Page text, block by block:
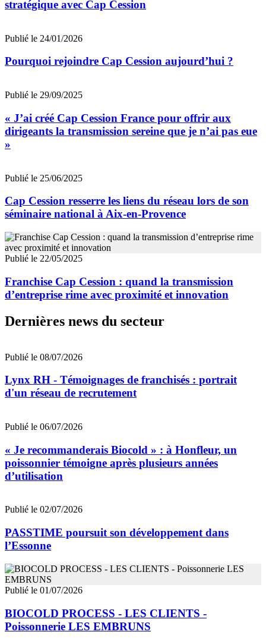
stratégique avec Cap Cession
Publié le 24/01/2026
Pourquoi rejoindre Cap Cession aujourd’hui ?
Publié le 29/09/2025
« J’ai créé Cap Cession France pour offrir aux
dirigeants la transmission sereine que je n’ai pas eue
»
Publié le 25/06/2025
Cap Cession resserre les liens du réseau lors de son
séminaire national à Aix-en-Provence
Publié le 22/05/2025
Franchise Cap Cession : quand la transmission
d’entreprise rime avec proximité et innovation
Dernières news du secteur
Publié le 08/07/2026
Lynx RH - Témoignages de franchisés : portrait
d'un réseau de recrutement
Publié le 06/07/2026
« Je recommanderais Biocold » : à Honfleur, un
poissonnier témoigne après plusieurs années
d’utilisation
Publié le 02/07/2026
PASSTIME poursuit son développement dans
l’Essonne
Publié le 01/07/2026
BIOCOLD PROCESS - LES CLIENTS -
Poissonnerie LES EMBRUNS